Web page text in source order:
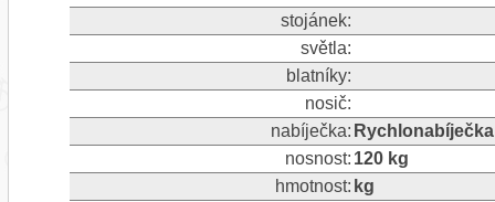
stojánek:
světla:
blatníky:
nosič:
nabíječka:
nosnost: 120 kg
hmotnost: kg